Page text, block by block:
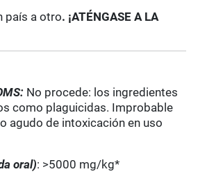
país a otro. ¡ATÉNGASE A LA
No procede: los ingredientes
como plaguicidas. Improbable
agudo de intoxicación en uso
oral): >5000 mg/kg*